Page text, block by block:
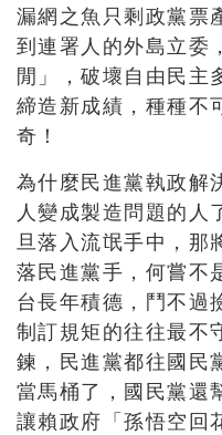
漏網之魚只剩政黨票
到連署人的外島立委
閒」，破壞自由民主
締造新成績，種種不
奇！
為什麼民進黨執政解
人變成製造問題的人
旦落入流氓手中，那
落民進黨手，何嘗不
台長年積德，鬥不過
制訂規矩的往往最不
鍊，民進黨都往國民
當馬桶了，國民黨還
讓賴政府「孫悟空回